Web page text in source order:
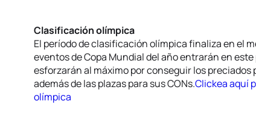
Clasificación olímpica
El período de clasificación olímpica finaliza en el
eventos de Copa Mundial del año entrarán en
esforzarán al máximo por conseguir los
además de las plazas para sus CONs.Clickea aquí
olímpica